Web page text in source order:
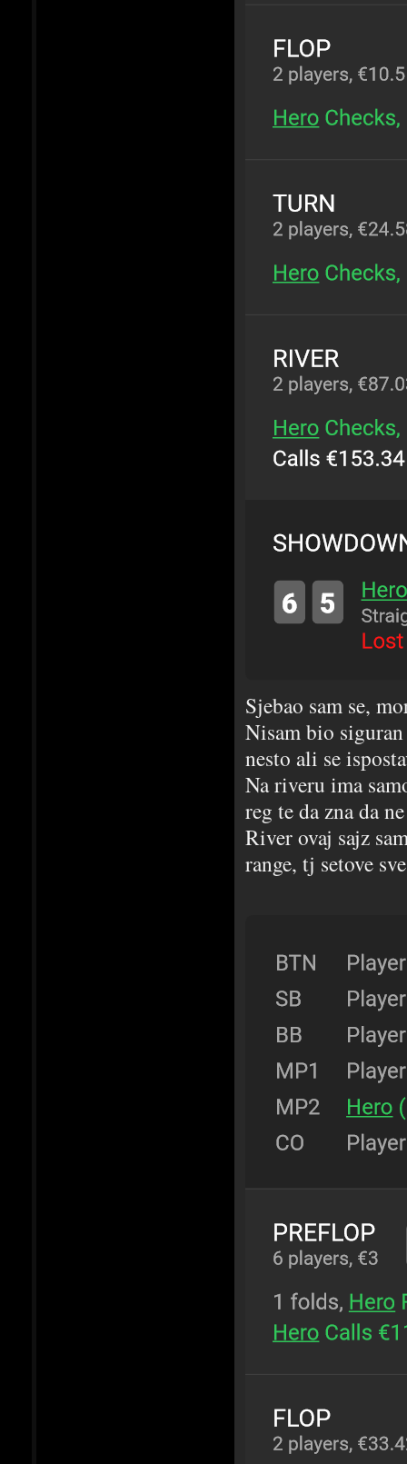
Sjebao sam se,
Nisam bio
nesto ali se
Na riveru ima
reg te da zna da
River ovaj sajz
range, tj setove